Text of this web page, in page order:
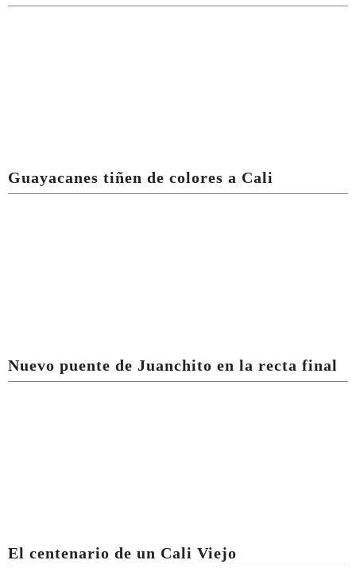
Guayacanes tiñen de colores a Cali
Nuevo puente de Juanchito en la recta final
El centenario de un Cali Viejo